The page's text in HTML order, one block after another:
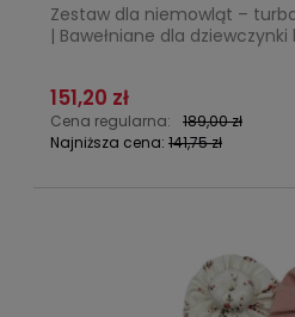
Zestaw dla niemowląt –
| Bawełniane dla dziewczynki
151,20 zł
Cena regularna:
189,00 zł
Najniższa cena: 141,75 zł